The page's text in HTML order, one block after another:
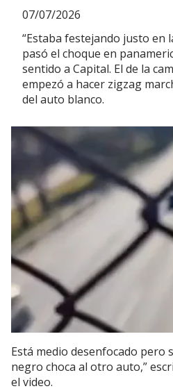
“Estaba festejando justo en
pasó el choque en
sentido a Capital. El de la
empezó a hacer zigzag
del auto blanco.
07/07/2026
Está medio desenfocado pero
negro choca al otro auto,”
el video.